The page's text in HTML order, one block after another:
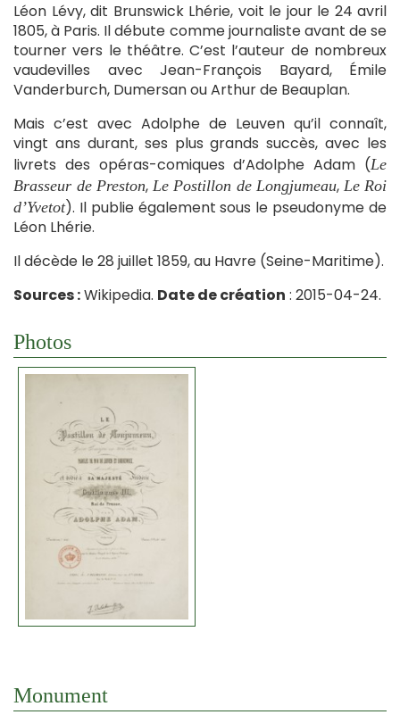
Léon Lévy, dit Brunswick Lhérie, voit le jour le 24 avril
1805, à Paris. Il débute comme journaliste avant de se
tourner vers le théâtre. C’est l’auteur de nombreux
vaudevilles avec Jean-François Bayard, Émile
Vanderburch, Dumersan ou Arthur de Beauplan.
Mais c’est avec Adolphe de Leuven qu’il connaît,
vingt ans durant, ses plus grands succès, avec les
livrets des opéras-comiques d’Adolphe Adam (Le
Brasseur de Preston, Le Postillon de Longjumeau, Le Roi
d’Yvetot). Il publie également sous le pseudonyme de
Léon Lhérie.
Il décède le 28 juillet 1859, au Havre (Seine-Maritime).
Sources :Wikipedia. Date de création : 2015-04-24.
Photos
Monument